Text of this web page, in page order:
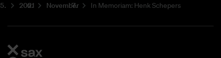
2021
November In Memoriam: Henk Schepers